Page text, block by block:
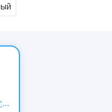
FORSTRONG. Ликвидация спортивной одежды — такой акции ещё не было! Скидки до −80%!